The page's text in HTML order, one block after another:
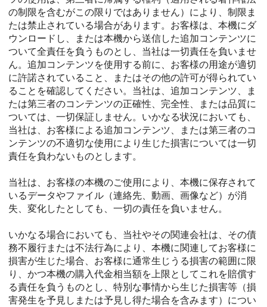
の制限を含むがこの限りではありません）により、制限ま
たは禁止されている場合があります。お客様は、本機にダ
ウンロードし、または本機から送信した追加コンテンツに
ついて全責任を負うものとし、当社は一切責任を負いませ
ん。追加コンテンツを使用する前に、お客様の用途が適切
に許諾されていること、またはその他の許可が得られてい
ることを確認してください。当社は、追加コンテンツ、ま
たは第三者のコンテンツの正確性、完全性、または品質に
ついては、一切保証しません。いかなる状況においても、
当社は、お客様による追加コンテンツ、または第三者のコ
ンテンツの不適切な使用により生じた損害については一切
責任を負わないものとします。
当社は、お客様の本機のご使用により、本機に保存されて
いるデータやファイル（連絡先、動画、画像など）が消
失、変化したとしても、一切の責任を負いません。
いかなる場合においても、当社やその関連会社は、その債
務不履行または不法行為により、本機に関連してお客様に
損害が生じた場合、お客様に通常生じうる損害の範囲に限
り、かつ本機の購入代金相当額を上限としてこれを賠償す
る責任を負うものとし、特別な事情から生じた損害等（損
害発生を予見しまたは予見し得た場合を含みます）につい